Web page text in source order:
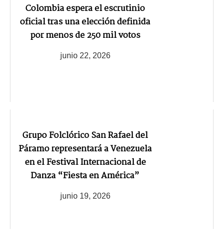
Colombia espera el escrutinio
oficial tras una elección definida
por menos de 250 mil votos
junio 22, 2026
Grupo Folclórico San Rafael del
Páramo representará a Venezuela
en el Festival Internacional de
Danza “Fiesta en América”
junio 19, 2026